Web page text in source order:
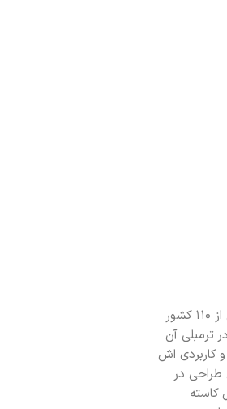
– برند دلسی به واسطه طراحی‌های نوآورانه و مد روز خود بین طراحان و مردم شناخته می‌شود. امروزه می توان برند دلسی را در پنج قاره و بیش از 110 کشور
جهان یافت. طبق آمارهای مرکز جهانی فروش هر 10 ثانیه یک چمدان از برند دلسی به فروش می رود. مجموعه کیف‌ها و چمدان های DELSEY در ترمبلی آن
کاربردی اش
طراحی در
کاسته